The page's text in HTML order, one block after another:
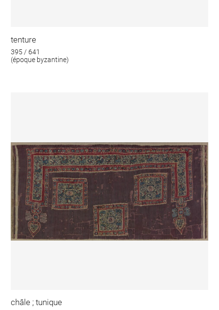
tenture
395 / 641
(époque byzantine)
châle ; tunique